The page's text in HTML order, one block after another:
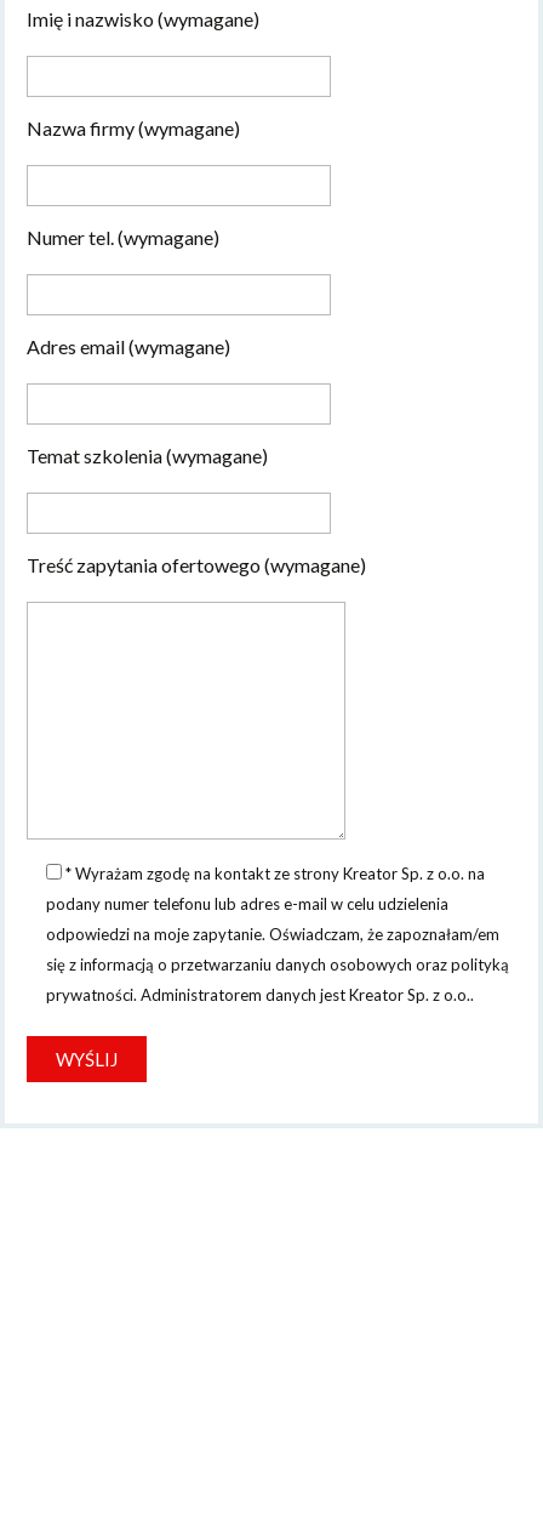
Imię i nazwisko (wymagane)
Nazwa firmy (wymagane)
Numer tel. (wymagane)
Adres email (wymagane)
Temat szkolenia (wymagane)
Treść zapytania ofertowego (wymagane)
* Wyrażam zgodę na kontakt ze strony Kreator Sp. z o.o. na
podany numer telefonu lub adres e-mail w celu udzielenia
odpowiedzi na moje zapytanie. Oświadczam, że zapoznałam/em
się z informacją o przetwarzaniu danych osobowych oraz polityką
prywatności. Administratorem danych jest Kreator Sp. z o.o..